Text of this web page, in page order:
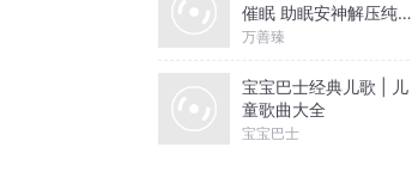
催眠 助眠安神解压纯音
乐
万善臻
宝宝巴士经典儿歌 | 儿
童歌曲大全
宝宝巴士